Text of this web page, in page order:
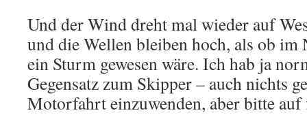
Und der Wind dreht mal wieder auf
und die Wellen bleiben hoch, als ob im
ein Sturm gewesen wäre. Ich hab ja
Gegensatz zum Skipper – auch nichts
Motorfahrt einzuwenden, aber bitte auf